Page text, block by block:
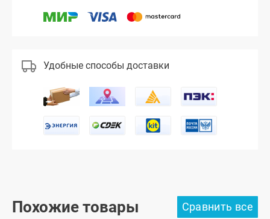
Удобные способы доставки
Похожие товары